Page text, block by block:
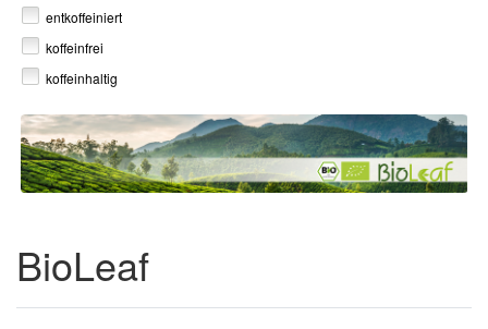
entkoffeiniert
koffeinfrei
koffeinhaltig
BioLeaf